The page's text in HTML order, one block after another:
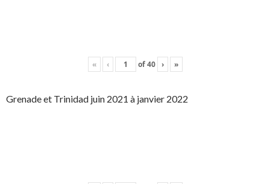
« ‹ of40 › »
Grenade et Trinidad juin 2021 à janvier 2022